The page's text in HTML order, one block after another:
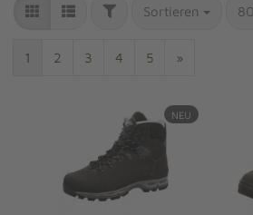
Sortieren
1 2 3 4 5 »
NEU